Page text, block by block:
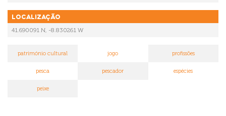
Localização
41.690091 N, -8.830261 W
património cultural jogo profissões
pesca pescador espécies
peixe